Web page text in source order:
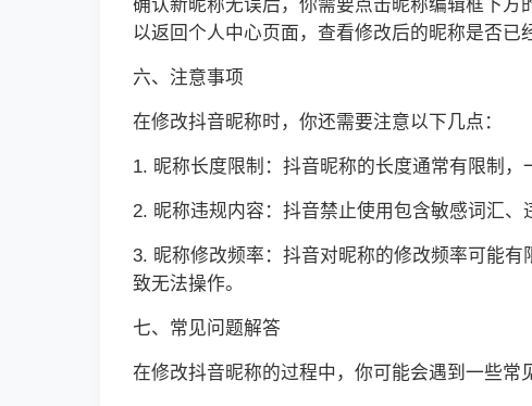
确认新昵称无误后，你需要点击昵称编辑框下方
以返回个人中心页面，查看修改后的昵称是否已
六、注意事项
在修改抖音昵称时，你还需要注意以下几点：
1. 昵称长度限制：抖音昵称的长度通常有限制，
2. 昵称违规内容：抖音禁止使用包含敏感词汇
3. 昵称修改频率：抖音对昵称的修改频率可能
致无法操作。
七、常见问题解答
在修改抖音昵称的过程中，你可能会遇到一些常